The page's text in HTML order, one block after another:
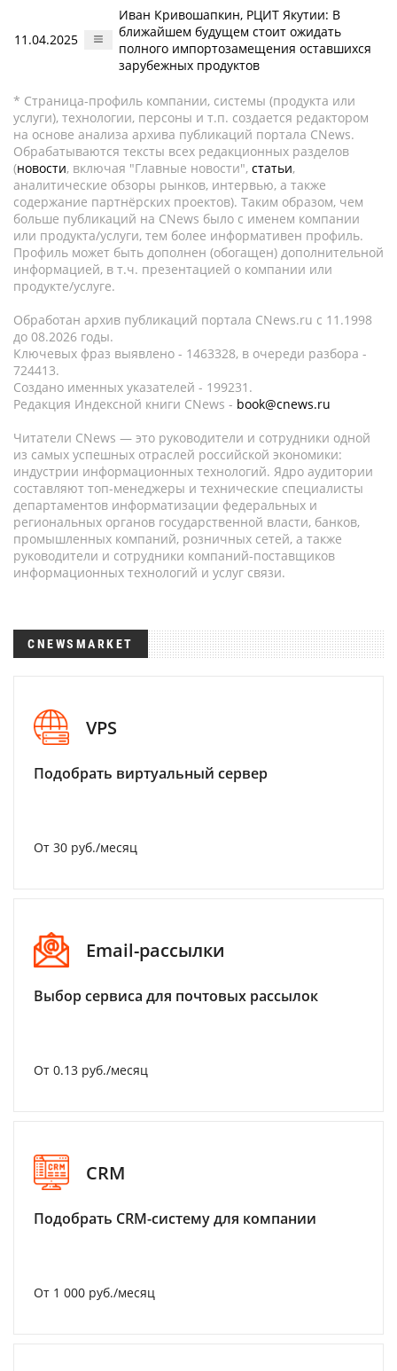
11.04.2025
Иван Кривошапкин, РЦИТ Якутии: В
ближайшем будущем стоит ожидать
полного импортозамещения оставшихся
зарубежных продуктов
* Страница-профиль компании, системы (продукта или
услуги), технологии, персоны и т.п. создается редактором
на основе анализа архива публикаций портала CNews.
Обрабатываются тексты всех редакционных разделов
(новости, включая "Главные новости", статьи,
аналитические обзоры рынков, интервью, а также
содержание партнёрских проектов). Таким образом, чем
больше публикаций на CNews было с именем компании
или продукта/услуги, тем более информативен профиль.
Профиль может быть дополнен (обогащен) дополнительной
информацией, в т.ч. презентацией о компании или
продукте/услуге.
Обработан архив публикаций портала CNews.ru c 11.1998
до 08.2026 годы.
Ключевых фраз выявлено - 1463328, в очереди разбора -
724413.
Создано именных указателей - 199231.
Редакция Индексной книги CNews - book@cnews.ru
Читатели CNews — это руководители и сотрудники одной
из самых успешных отраслей российской экономики:
индустрии информационных технологий. Ядро аудитории
составляют топ-менеджеры и технические специалисты
департаментов информатизации федеральных и
региональных органов государственной власти, банков,
промышленных компаний, розничных сетей, а также
руководители и сотрудники компаний-поставщиков
информационных технологий и услуг связи.
CNEWSMARKET
VPS
Подобрать виртуальный сервер
От 30 руб./месяц
Email-рассылки
Выбор сервиса для почтовых рассылок
От 0.13 руб./месяц
CRM
Подобрать CRM-систему для компании
От 1 000 руб./месяц